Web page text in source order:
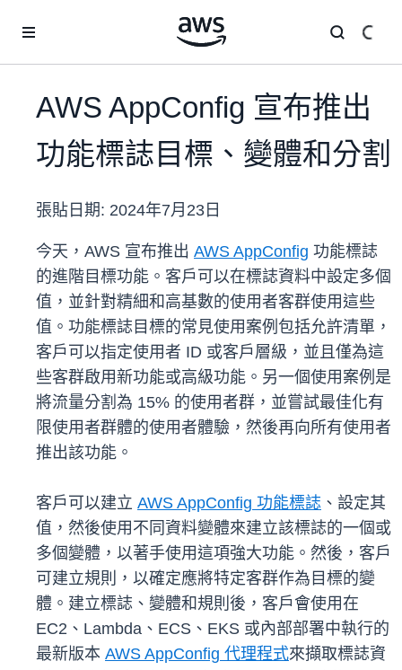
AWS AppConfig 宣布推出
功能標誌目標、變體和分割
張貼日期: 2024年7月23日
今天，AWS 宣布推出 AWS AppConfig 功能標誌
的進階目標功能。客戶可以在標誌資料中設定多個
值，並針對精細和高基數的使用者客群使用這些
值。功能標誌目標的常見使用案例包括允許清單，
客戶可以指定使用者 ID 或客戶層級，並且僅為這
些客群啟用新功能或高級功能。另一個使用案例是
將流量分割為 15% 的使用者群，並嘗試最佳化有
限使用者群體的使用者體驗，然後再向所有使用者
推出該功能。
客戶可以建立 AWS AppConfig 功能標誌 、設定其
值，然後使用不同資料變體來建立該標誌的一個或
多個變體，以著手使用這項強大功能。然後，客戶
可建立規則，以確定應將特定客群作為目標的變
體。建立標誌、變體和規則後，客戶會使用在
EC2、Lambda、ECS、EKS 或內部部署中執行的
最新版本 AWS AppConfig 代理程式來擷取標誌資